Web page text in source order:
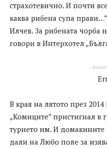
страхотевично. И почти
каква рибена супа
Илчев. За рибената чорба
говори в Интерхотел
-
В края на лятото през
„Комиците” пристигнал в
турнето им. И домакините
дали на Любо поле за